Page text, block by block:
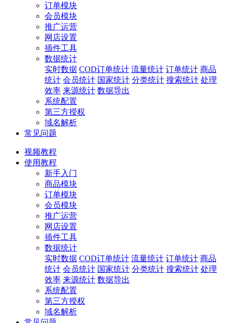
订单模块
会员模块
推广运营
网店设置
插件工具
数据统计
实时数据 COD订单统计 流量统计 订单统计 商品
统计 会员统计 国家统计 分类统计 搜索统计 处理
效率 来源统计 数据导出
系统配置
第三方授权
域名解析
常见问题
视频教程
使用教程
新手入门
商品模块
订单模块
会员模块
推广运营
网店设置
插件工具
数据统计
实时数据 COD订单统计 流量统计 订单统计 商品
统计 会员统计 国家统计 分类统计 搜索统计 处理
效率 来源统计 数据导出
系统配置
第三方授权
域名解析